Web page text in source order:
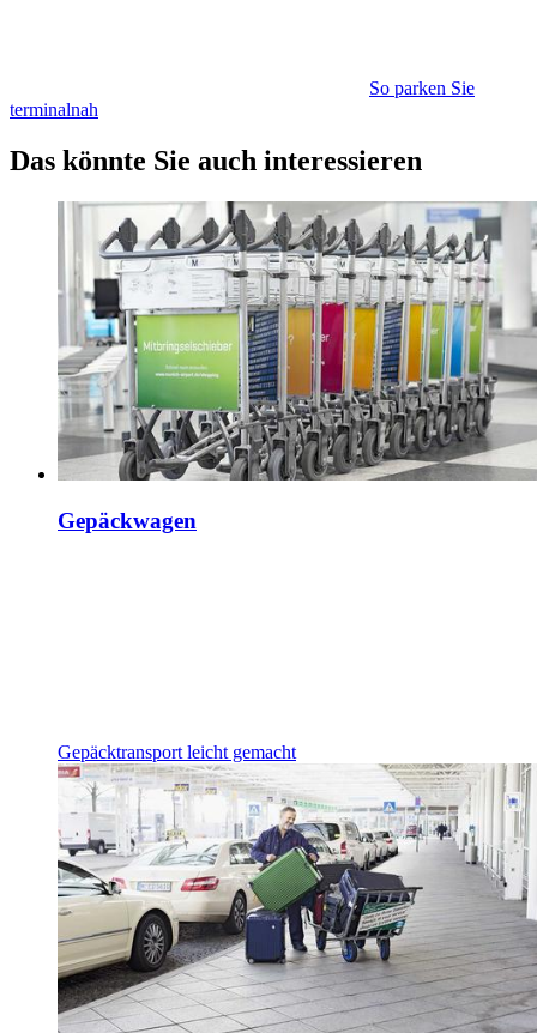
So parken Sie
terminalnah
Das könnte Sie auch interessieren
Gepäckwagen
Gepäcktransport leicht gemacht